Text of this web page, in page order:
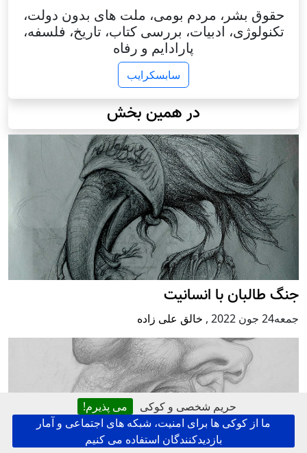
حریم شخصی و کوکی
می پذیرم!
ما از کوکی ها برای امنیت، شبکه های اجتماعی و آمار
بازدیدکنندگان استفاده می کنیم
حقوق بشر، مردم بومی، ملت های بدون دولت،
تکنولوژی، ادبیات، بررسی کتاب، تاریخ، فلسفه،
پارادایم و رفاه
سابسکرایب
در همین بخش
جنگ طالبان با انسانیت
جمعه24 جون 2022 , خالق علی زاده